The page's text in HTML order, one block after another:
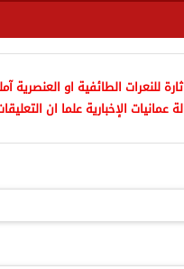
للنعرات الطائفية او العنصرية
الإخبارية علما ان